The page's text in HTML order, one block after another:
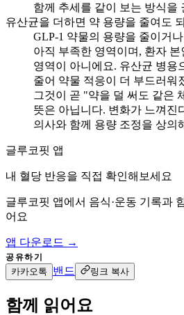
함께 추세를 같이 보는 방식을
유산균을 더하면 약 용량을 줄여도
GLP-1 약물의 용량을 줄이거
아직 부족한 영역이며, 환자
영역이 아니에요. 유산균 병용
줄어 약물 적응이 더 부드러워
그것이 곧 "약을 덜 써도 같은
뜻은 아닙니다. 변화가 느껴진
의사와 함께 용량 조정을 상의
글루코핏 앱
내 혈당 반응을 직접 확인해보세요
글루코핏 앱에서 음식·운동 기록과
어요
앱 다운로드 →
공유하기
카카오톡 밴드 링크 복사
함께 읽어요